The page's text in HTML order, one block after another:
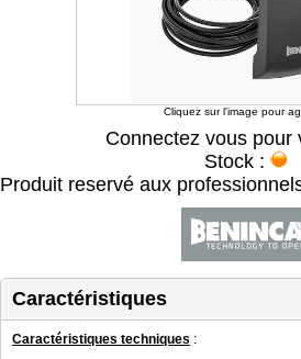
Cliquez sur l'image pour
Connectez vous pour
Stock :
Produit reservé aux
Caractéristiques
Caractéristiques techniques :